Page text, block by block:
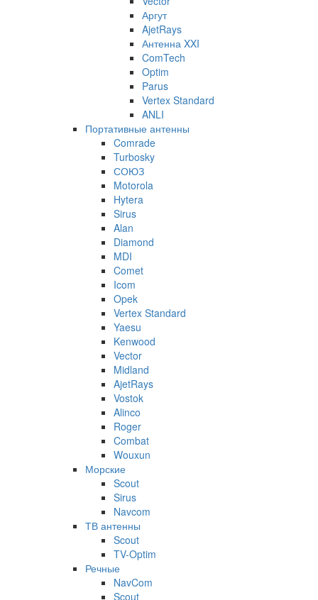
Аргут
AjetRays
Антенна XXI
ComTech
Optim
Parus
Vertex Standard
ANLI
Портативные антенны
Comrade
Turbosky
СОЮЗ
Motorola
Hytera
Sirus
Alan
Diamond
MDI
Comet
Icom
Opek
Vertex Standard
Yaesu
Kenwood
Vector
Midland
AjetRays
Vostok
Alinco
Roger
Combat
Wouxun
Морские
Scout
Sirus
Navcom
ТВ антенны
Scout
TV-Optim
Речные
NavCom
Scout